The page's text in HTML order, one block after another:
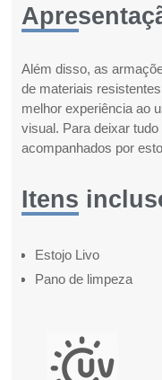
Além disso, as
de materiais
melhor experiência ao
visual. Para deixar
acompanhados por
Itens
Estojo Livo
Pano de limpeza